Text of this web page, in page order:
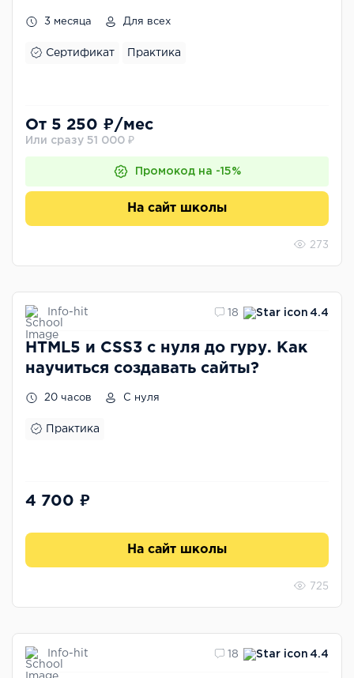
3 месяца Для всех
Сертификат Практика
От 5 250 ₽/мес
Или сразу 51 000 ₽
Промокод на -15%
На сайт школы
273
Info-hit 18 4.4
HTML5 и CSS3 с нуля до гуру. Как
научиться создавать сайты?
20 часов С нуля
Практика
4 700 ₽
На сайт школы
725
Info-hit 18 4.4